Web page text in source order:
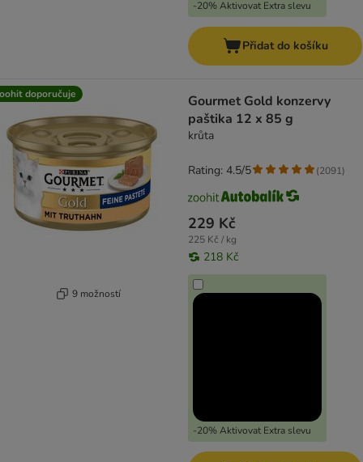
-20% Aktivovat Extra slevu
Přidat do košíku
doporučuje
9 možností
Gourmet Gold konzervy
paštika 12 x 85 g
krůta
229 Kč
225 Kč / kg
218 Kč
-20% Aktivovat Extra slevu
Rating: 4.5/5 (2091)